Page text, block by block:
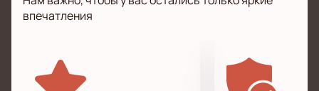
подпевать и двигаться в ритм динамичной музыке!
впечатления